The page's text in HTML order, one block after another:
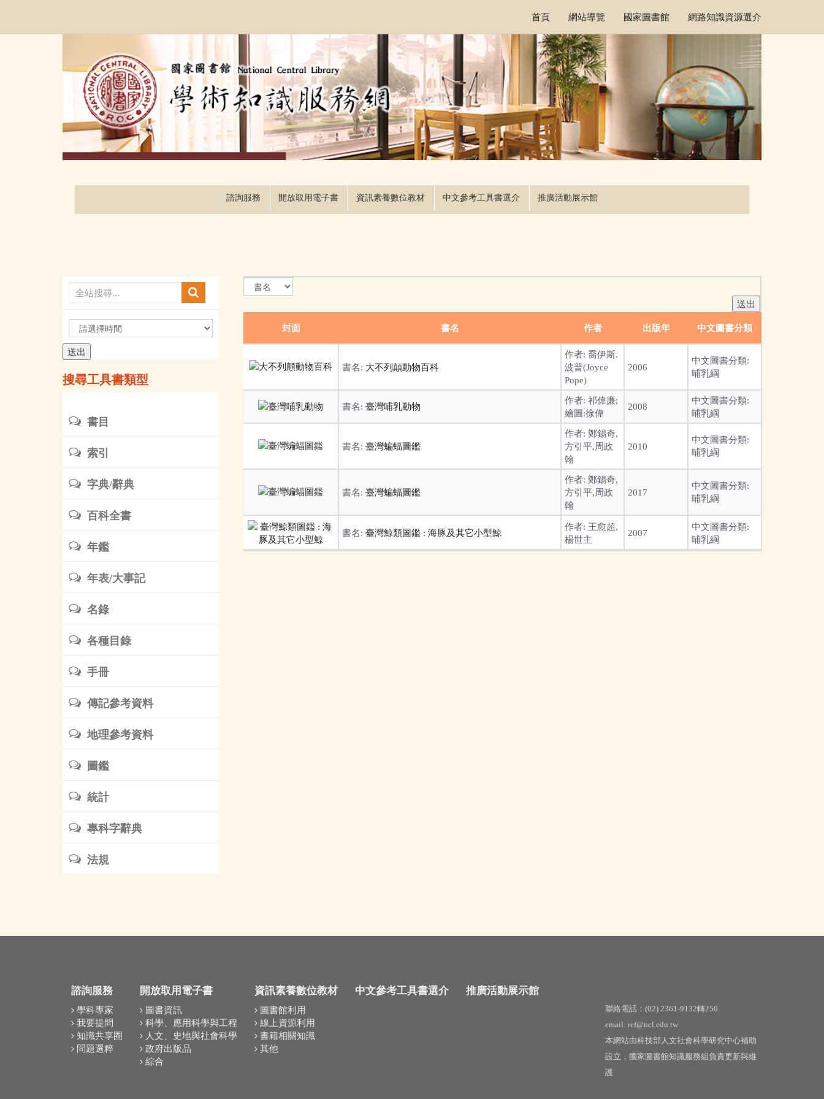
首頁
網站導覽 國家圖書館 網路知識資源選介
諮詢服務 開放取用電子書 資訊素養數位教材 中文參考工具書選介 推廣活動展示館
選
擇
時
間
搜尋工具書類型
書目
索引
字典/辭典
百科全書
年鑑
年表/大事記
名錄
各種目錄
手冊
傳記參考資料
地理參考資料
圖鑑
統計
專科字辭典
法規
封面 書名 作者 出版年 中文圖書分類
書名: 大不列顛動物百科
作者: 喬伊斯.
波普(Joyce
Pope)
2006
中文圖書分類:
哺乳綱
書名: 臺灣哺乳動物
作者: 祁偉廉;
繪圖:徐偉
2008
中文圖書分類:
哺乳綱
書名: 臺灣蝙蝠圖鑑
作者: 鄭錫奇,
方引平,周政
翰
2010
中文圖書分類:
哺乳綱
書名: 臺灣蝙蝠圖鑑
作者: 鄭錫奇,
方引平,周政
翰
2017
中文圖書分類:
哺乳綱
書名: 臺灣鯨類圖鑑 : 海豚及其它小型鯨
作者: 王愈超,
楊世主
2007
中文圖書分類:
哺乳綱
諮詢服務
學科專家
我要提問
知識共享圈
問題選粹
開放取用電子書
圖書資訊
科學、應用科學與工程
人文、史地與社會科學
政府出版品
綜合
資訊素養數位教材
圖書館利用
線上資源利用
書籍相關知識
其他
中文參考工具書選介 推廣活動展示館
聯絡電話：(02) 2361-9132轉250
email: ref@ncl.edu.tw
本網站由科技部人文社會科學研究中心補助
設立，國家圖書館知識服務組負責更新與維
護